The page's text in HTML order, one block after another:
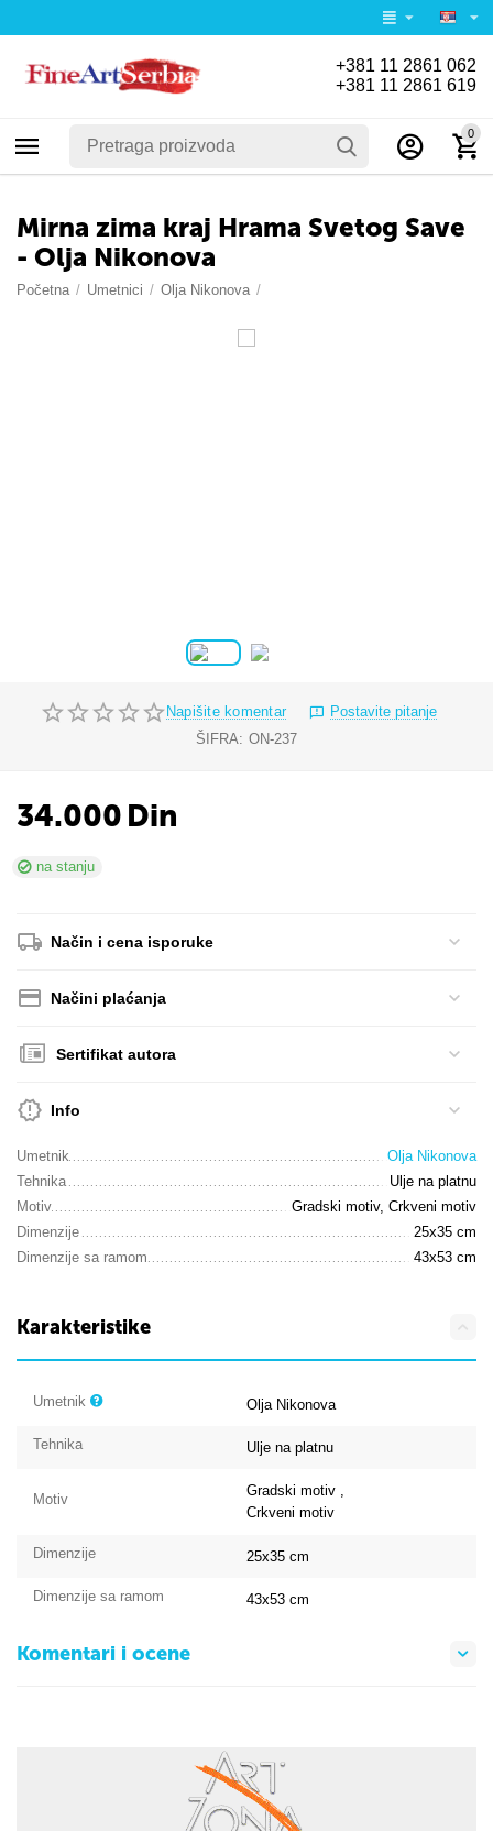
+381 11 2861 062
+381 11 2861 619
0
Mirna zima kraj Hrama Svetog Save
- Olja Nikonova
Početna / Umetnici / Olja Nikonova /
Napišite komentar
Postavite pitanje
ŠIFRA: ON-237
34.000 Din
na stanju
Način i cena isporuke
Načini plaćanja
Sertifikat autora
Info
Umetnik
Olja Nikonova
Tehnika
Ulje na platnu
Motiv
Gradski motiv, Crkveni motiv
Dimenzije
25x35 cm
Dimenzije sa ramom
43x53 cm
Karakteristike
Umetnik Olja Nikonova
Tehnika Ulje na platnu
Motiv
Gradski motiv ,
Crkveni motiv
Dimenzije 25x35cm
Dimenzije sa ramom 43x53cm
Komentari i ocene